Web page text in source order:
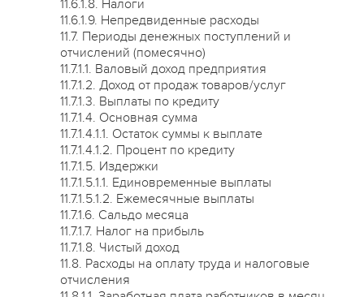
11.6.1.8. Налоги
11.6.1.9. Непредвиденные расходы
11.7. Периоды денежных поступлений и
отчислений (помесячно)
11.7.1.1. Валовый доход предприятия
11.7.1.2. Доход от продаж товаров/услуг
11.7.1.3. Выплаты по кредиту
11.7.1.4. Основная сумма
11.7.1.4.1.1. Остаток суммы к выплате
11.7.1.4.1.2. Процент по кредиту
11.7.1.5. Издержки
11.7.1.5.1.1. Единовременные выплаты
11.7.1.5.1.2. Ежемесячные выплаты
11.7.1.6. Сальдо месяца
11.7.1.7. Налог на прибыль
11.7.1.8. Чистый доход
11.8. Расходы на оплату труда и налоговые
отчисления